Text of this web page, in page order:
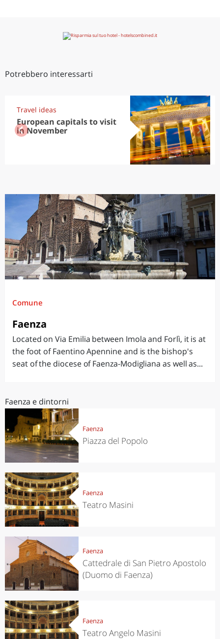
Potrebbero interessarti
Travel ideas
European capitals to visit
in November
Comune
Faenza
Located on Via Emilia between Imola and Forlì, it is at
the foot of Faentino Apennine and is the bishop's
seat of the diocese of Faenza-Modigliana as well as...
Faenza e dintorni
Faenza
Piazza del Popolo
Faenza
Teatro Masini
Faenza
Cattedrale di San Pietro Apostolo
(Duomo di Faenza)
Faenza
Teatro Angelo Masini